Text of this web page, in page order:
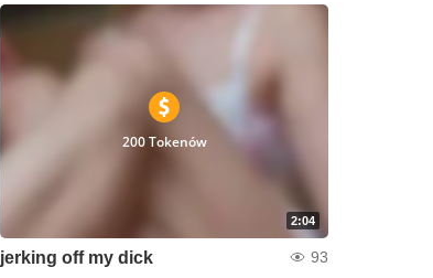
2:04
200 Tokenów
jerking off my dick 93